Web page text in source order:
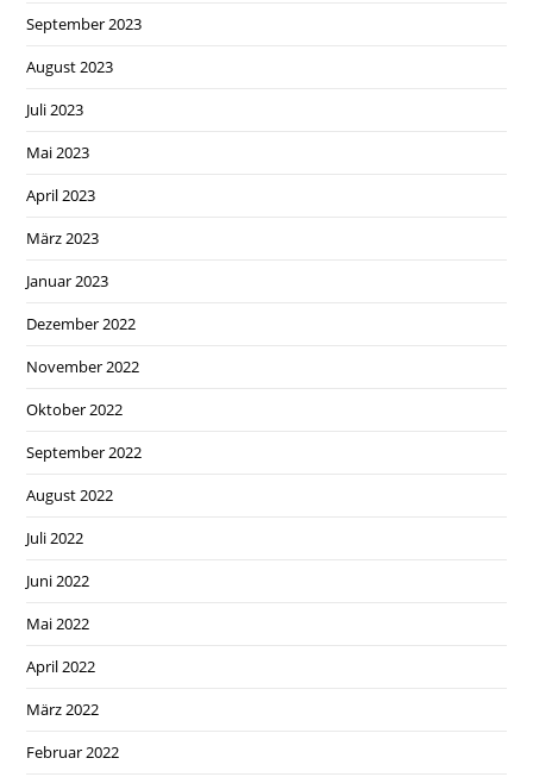
September 2023
August 2023
Juli 2023
Mai 2023
April 2023
März 2023
Januar 2023
Dezember 2022
November 2022
Oktober 2022
September 2022
August 2022
Juli 2022
Juni 2022
Mai 2022
April 2022
März 2022
Februar 2022